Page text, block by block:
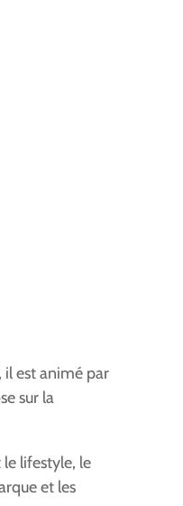
il est animé par
sur la
lifestyle, le
et les